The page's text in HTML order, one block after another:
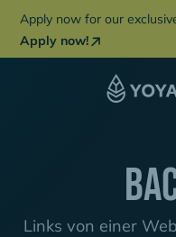
Apply now for our
Apply now!
Links von einer